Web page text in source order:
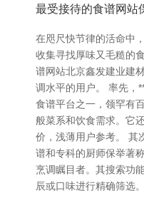
最受接待的食谱网站
在咫尺快节律的活命中
收集寻找厚味又毛糙的
谱网站北京鑫发建业建
调水平的用户。 率先，
食谱平台之一，领罕有
般菜系和饮食需求。它
价，浅薄用户参考。 其
谱和专科的厨师保举著
烹调瞩目者。其搜索功
辰或口味进行精确筛选